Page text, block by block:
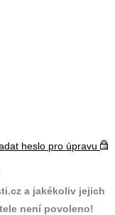
heslo pro úpravu
a jakékoliv jejich
není povoleno!